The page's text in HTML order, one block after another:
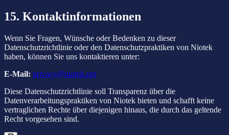
15. Kontaktinformationen
Wenn Sie Fragen, Wünsche oder Bedenken zu dieser
Datenschutzrichtlinie oder den Datenschutzpraktiken von Niotek
haben, können Sie uns kontaktieren unter:
E-Mail: privacy@niotek.net
Diese Datenschutzrichtlinie soll Transparenz über die
Datenverarbeitungspraktiken von Niotek bieten und schafft keine
vertraglichen Rechte über diejenigen hinaus, die durch das geltende
Recht vorgesehen sind.